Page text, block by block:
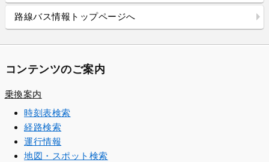
路線バス情報トップページへ
コンテンツのご案内
乗換案内
時刻表検索
経路検索
運行情報
地図・スポット検索